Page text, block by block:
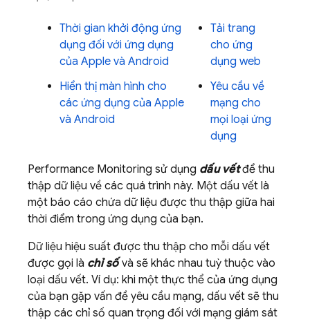
Thời gian khởi động ứng
dụng đối với ứng dụng
của Apple và Android
Hiển thị màn hình cho
các ứng dụng của Apple
và Android
Tải trang
cho ứng
dụng web
Yêu cầu về
mạng cho
mọi loại ứng
dụng
Performance Monitoring sử dụng dấu vếtđể thu
thập dữ liệu về các quá trình này. Một dấu vết là
một báo cáo chứa dữ liệu được thu thập giữa hai
thời điểm trong ứng dụng của bạn.
Dữ liệu hiệu suất được thu thập cho mỗi dấu vết
được gọi là chỉ sốvà sẽ khác nhau tuỳ thuộc vào
loại dấu vết. Ví dụ: khi một thực thể của ứng dụng
của bạn gặp vấn đề yêu cầu mạng, dấu vết sẽ thu
thập các chỉ số quan trọng đối với mạng giám sát